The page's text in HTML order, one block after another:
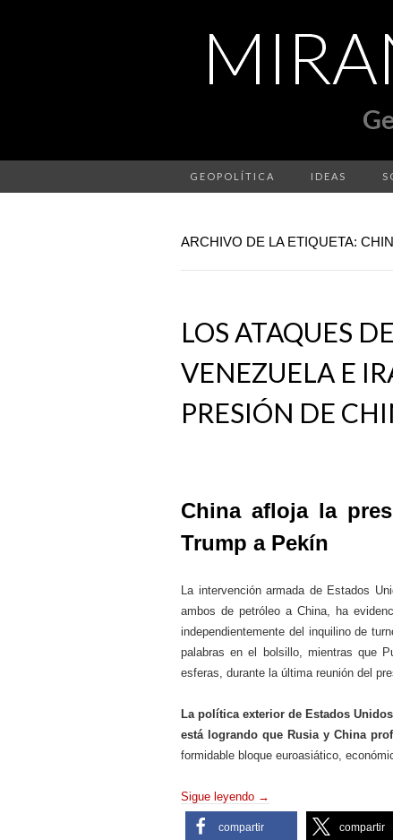
GEOPOLÍTICA IDEAS
ARCHIVO DE LA ETIQUETA:
LOS ATAQUES
VENEZUELA E
PRESIÓN DE
China afloja la
Trump a Pekín
La intervención armada de Estados
ambos de petróleo a China, ha
independientemente del inquilino de
palabras en el bolsillo, mientras que
esferas, durante la última reunión del
La política exterior de Estados
está logrando que Rusia y China
formidable bloque euroasiático,
Sigue leyendo →
compartir compartir